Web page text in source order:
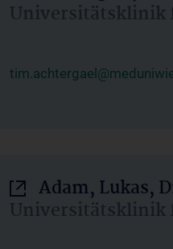
Universitätsklinik
Adam, Lukas,
Universitätsklinik